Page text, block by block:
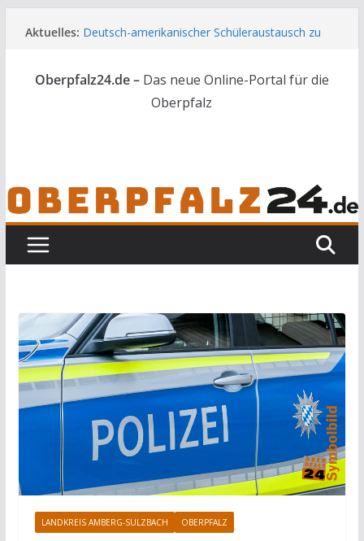
Inhalt
Aktuelles: Deutsch-amerikanischer Schüleraustausch zu
Unbekannte versuchen in Gebäude in Reuth
einzubrechen
Audi prallt gegen Brückengeländer in Weiden
Oberpfalz24.de – Das neue Online-Portal für die
Oberpfalz
LANDKREIS AMBERG-SULZBACH OBERPFALZ